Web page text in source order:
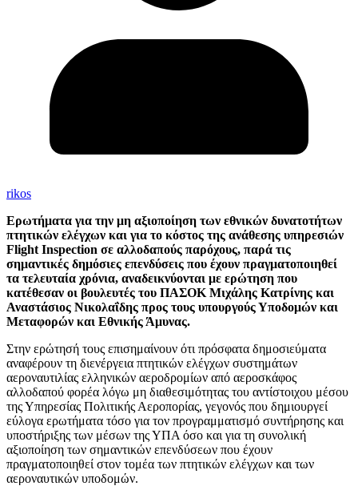
rikos
Ερωτήματα για την μη αξιοποίηση των εθνικών δυνατοτήτων
πτητικών ελέγχων και για το κόστος της ανάθεσης υπηρεσιών
Flight Inspection σε αλλοδαπούς παρόχους, παρά τις
σημαντικές δημόσιες επενδύσεις που έχουν πραγματοποιηθεί
τα τελευταία χρόνια, αναδεικνύονται με ερώτηση που
κατέθεσαν οι βουλευτές του ΠΑΣΟΚ Μιχάλης Κατρίνης και
Αναστάσιος Νικολαΐδης προς τους υπουργούς Υποδομών και
Μεταφορών και Εθνικής Άμυνας.
Στην ερώτησή τους επισημαίνουν ότι πρόσφατα δημοσιεύματα
αναφέρουν τη διενέργεια πτητικών ελέγχων συστημάτων
αεροναυτιλίας ελληνικών αεροδρομίων από αεροσκάφος
αλλοδαπού φορέα λόγω μη διαθεσιμότητας του αντίστοιχου μέσου
της Υπηρεσίας Πολιτικής Αεροπορίας, γεγονός που δημιουργεί
εύλογα ερωτήματα τόσο για τον προγραμματισμό συντήρησης και
υποστήριξης των μέσων της ΥΠΑ όσο και για τη συνολική
αξιοποίηση των σημαντικών επενδύσεων που έχουν
πραγματοποιηθεί στον τομέα των πτητικών ελέγχων και των
αεροναυτικών υποδομών.